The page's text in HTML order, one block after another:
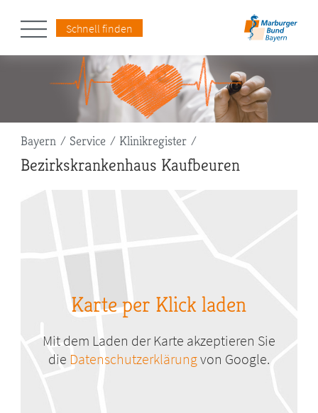
Schnell finden
Pfadnavigation
Bayern Service Klinikregister
Bezirkskrankenhaus Kaufbeuren
Karte per Klick laden
Mit dem Laden der Karte akzeptieren Sie
die Datenschutzerklärungvon Google.